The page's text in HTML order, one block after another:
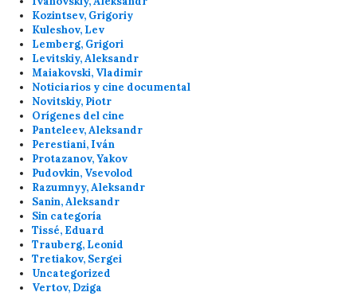
Kozintsev, Grigoriy
Kuleshov, Lev
Lemberg, Grigori
Levitskiy, Aleksandr
Maiakovski, Vladimir
Noticiarios y cine documental
Novitskiy, Piotr
Orígenes del cine
Panteleev, Aleksandr
Perestiani, Iván
Protazanov, Yakov
Pudovkin, Vsevolod
Razumnyy, Aleksandr
Sanin, Aleksandr
Sin categoría
Tissé, Eduard
Trauberg, Leonid
Tretiakov, Sergei
Uncategorized
Vertov, Dziga